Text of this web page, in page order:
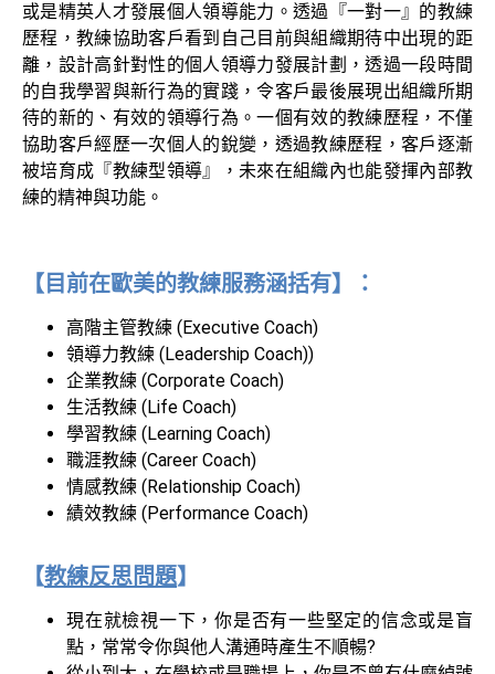
或是精英人才發展個人領導能力。透過『一對一』的教練
歷程，教練協助客戶看到自己目前與組織期待中出現的距
離，設計高針對性的個人領導力發展計劃，透過一段時間
的自我學習與新行為的實踐，令客戶最後展現出組織所期
待的新的、有效的領導行為。一個有效的教練歷程，不僅
協助客戶經歷一次個人的銳變，透過教練歷程，客戶逐漸
被培育成『教練型領導』，未來在組織內也能發揮內部教
練的精神與功能。
【 目前在歐美的教練服務涵括有】 ：
高階主管教練 (Executive Coach)
領導力教練 (Leadership Coach))
企業教練 (Corporate Coach)
生活教練 (Life Coach)
學習教練 (Learning Coach)
職涯教練 (Career Coach)
情感教練 (Relationship Coach)
績效教練 (Performance Coach)
【教練反思問題】
現在就檢視一下，你是否有一些堅定的信念或是盲
點，常常令你與他人溝通時產生不順暢?